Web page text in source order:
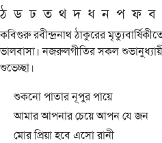
ঠ ড ঢ ত থ দ ধ ন প ফ ব
কবিগুরু রবীন্দ্রনাথ ঠাকুরের
ভালবাসা। নজরুলগীতির সকল
শুভেচ্ছা।
শুকনো পাতার নূপুর পায়ে
আমার আপনার চেয়ে আপন যে জন
মোর প্রিয়া হবে এসো রানী